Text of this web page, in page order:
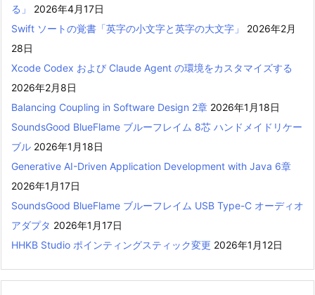
る」
2026年4月17日
Swift ソートの覚書「英字の小文字と英字の大文字」
2026年2月
28日
Xcode Codex および Claude Agent の環境をカスタマイズする
2026年2月8日
Balancing Coupling in Software Design 2章 2026年1月18日
SoundsGood BlueFlame ブルーフレイム 8芯 ハンドメイドリケー
ブル 2026年1月18日
Generative AI-Driven Application Development with Java 6章
2026年1月17日
SoundsGood BlueFlame ブルーフレイム USB Type-C オーディオ
アダプタ 2026年1月17日
HHKB Studio ポインティングスティック変更 2026年1月12日